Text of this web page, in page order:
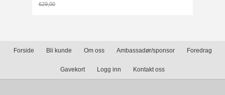
629,00
Forside Bli kunde Om oss Ambassadør/sponsor Foredrag
Gavekort Logg inn Kontakt oss